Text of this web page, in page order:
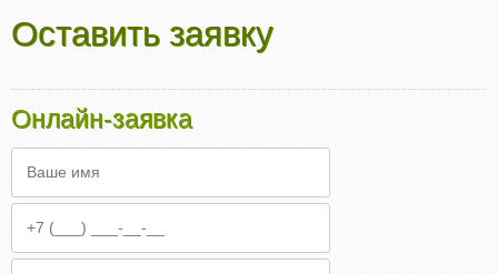
Оставить заявку
Онлайн‑заявка